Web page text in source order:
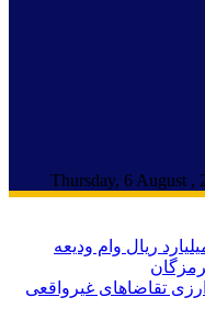
در پرداخت بیش از ۲۲۰۰ میلیارد ریال وام ودیعه
تقاضاهای غیرواقعی